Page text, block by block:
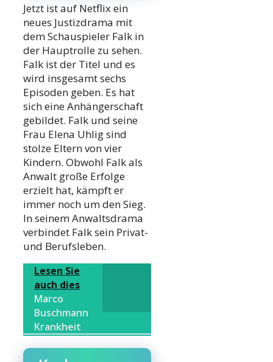
Jetzt ist auf Netflix ein
neues Justizdrama mit
dem Schauspieler Falk in
der Hauptrolle zu sehen.
Falk ist der Titel und es
wird insgesamt sechs
Episoden geben. Es hat
sich eine Anhängerschaft
gebildet. Falk und seine
Frau Elena Uhlig sind
stolze Eltern von vier
Kindern. Obwohl Falk als
Anwalt große Erfolge
erzielt hat, kämpft er
immer noch um den Sieg.
In seinem Anwaltsdrama
verbindet Falk sein Privat-
und Berufsleben.
Lesen Sie
auch dies
Marco
Buschmann
Krankheit